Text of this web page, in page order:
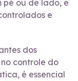
pé ou de lado, e
e
dos
controle do
é essencial